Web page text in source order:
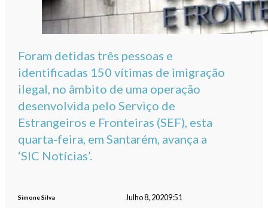
Foram detidas três pessoas e
identificadas 150 vítimas de imigração
ilegal, no âmbito de uma operação
desenvolvida pelo Serviço de
Estrangeiros e Fronteiras (SEF), esta
quarta-feira, em Santarém, avança a
‘SIC Notícias’.
Simone Silva Julho 8, 20209:51